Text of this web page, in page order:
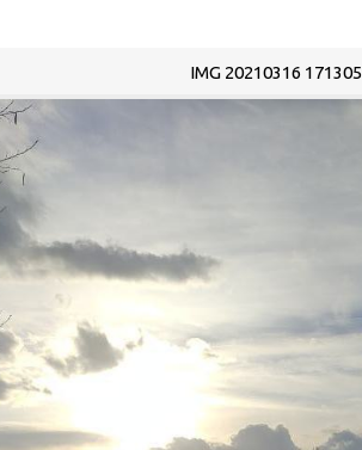
IMG 20210316 171305